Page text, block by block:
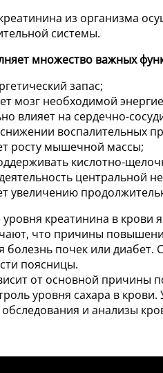
из организма
системы.
множество важных
запас;
мозг необходимой
влияет на сердечно-
снижении воспалительных
росту мышечной массы;
кислотно-
центральной
увеличению
креатинина в крови
что причины
болезнь почек или
поясницы.
от основной причины
уровня сахара в
обследования и анализы